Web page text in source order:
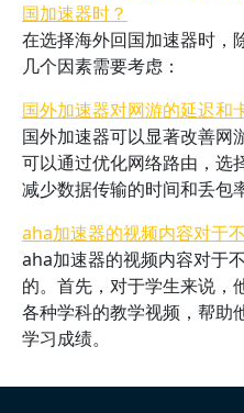
国加速器时？
在选择海外回国加速器时，
几个因素需要考虑：
国外加速器对网游的延迟和
国外加速器可以显著改善网
可以通过优化网络路由，选
减少数据传输的时间和丢包
aha加速器的视频内容对于
aha加速器的视频内容对于
的。首先，对于学生来说，
各种学科的教学视频，帮助
学习成绩。